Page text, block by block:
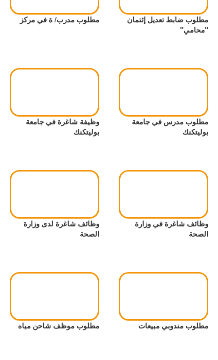
مطلوب ضابط تعديل إئتمان
"محامي"
مطلوب مدرب/ ة في مركز
مطلوب مدرس في جامعة
بوليتكنك
وظيفة شاغرة في جامعة
بوليتكنك
وظائف شاغرة في وزارة
الصحة
وظائف شاغرة لدى وزارة
الصحة
مطلوب مندوبي مبيعات مطلوب موظف شاحن مياه